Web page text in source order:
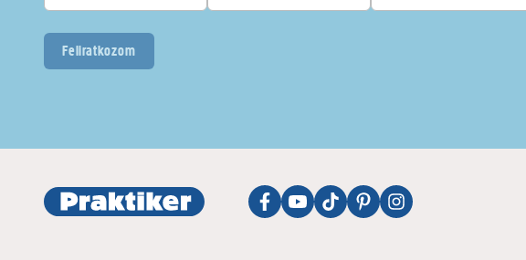
Feliratkozom